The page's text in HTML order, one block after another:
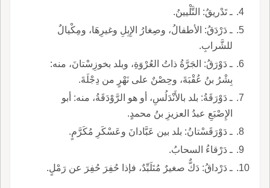
ـ تَدْريقُ: التَّلْيينُ.
ـ دَرْدَقُ: الأطفالُ، وصِغارُ الإِبِلِ وغيرِهَا، ومِكْيالٌ
للشَّرابِ.
ـ دَوْرَقُ: الجَرَّةُ ذاتُ العُرْوَةِ، وبلد بخوزِسْتانَ، منه:
بِشْرُ بنُ عُقْبَةَ، وحِصْنٌ على نَهْرٍ من دِجْلَةَ.
ـ دَوْرَقَةُ: بلد بالأَنْدَلُسِ، أو هو الرَّوْدَقَةُ، منه: أبو
الإِصْبَعِ عبدُ العزيزِ بنُ محمدٍ.
ـ دَوْرَقَسْتانُ: بلد بين عَبَّادانَ وعَسْكَرِ مُكَرَّمٍ.
ـ دَرْقاءُ السحابُ.
ـ دَرْداقُ: دَكٌّ صغيرٌ مُتَلَبِّدٌ، فإذا حُفِرَ حُفِرَ عن رَمْلٍ.